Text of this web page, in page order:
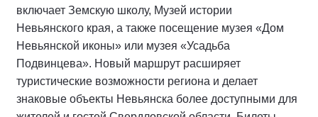
включает Земскую школу, Музей истории
Невьянского края, а также посещение музея «Дом
Невьянской иконы» или музея «Усадьба
Подвинцева». Новый маршрут расширяет
туристические возможности региона и делает
знаковые объекты Невьянска более доступными для